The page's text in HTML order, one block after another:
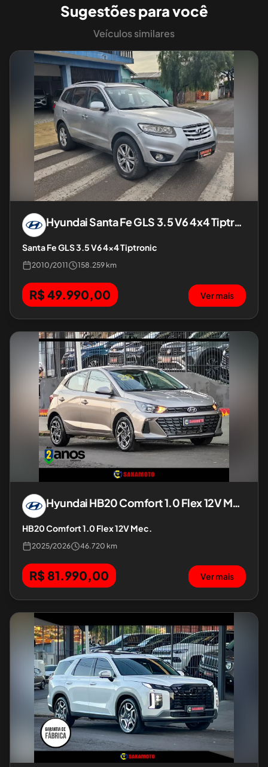
Sugestões para você
Veículos similares
HyundaiSanta Fe GLS 3.5 V6 4x4 Tiptronic
Santa Fe GLS 3.5 V6 4x4 Tiptronic
2010/2011 158.259 km
R$ 49.990,00 Ver mais
HyundaiHB20 Comfort 1.0 Flex 12V Mec.
HB20 Comfort 1.0 Flex 12V Mec.
2025/2026 46.720 km
R$ 81.990,00 Ver mais